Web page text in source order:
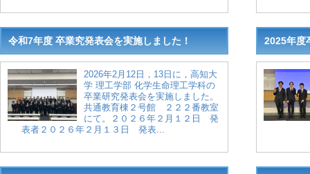
令和7年度 卒業究発表会を実施しました！
2026年2月12日，13日に，高知大
学 理工学部 化学生命理工学科の
卒業研究発表会を実施しました。
共通教育棟２号館 ２２２番教室
にて。２０２６年２月１２日 発
表者２０２６年２月１３日 発表...
2025年度